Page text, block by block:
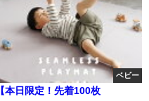
ベビー
【本日限定！先着100枚